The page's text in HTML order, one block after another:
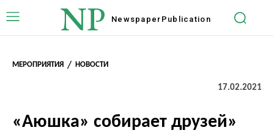
NP Newspaper Publication
МЕРОПРИЯТИЯ НОВОСТИ
17.02.2021
«Аюшка» собирает друзей»